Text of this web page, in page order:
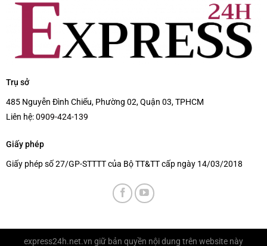
Trụ sở
485 Nguyễn Đình Chiểu, Phường 02, Quận 03, TPHCM
Liên hệ:0909-424-139
Giấy phép
Giấy phép số 27/GP-STTTT của Bộ TT&TT cấp ngày 14/03/2018
express24h.net.vn giữ bản quyền nội dung trên website này